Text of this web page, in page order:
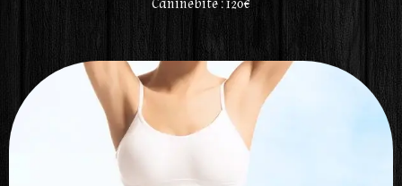
Caninebite : 120€